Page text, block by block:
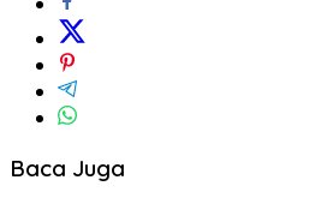
Baca Juga